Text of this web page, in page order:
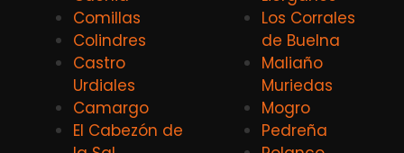
Comillas
Colindres
Castro
Urdiales
Camargo
El Cabezón de
Los Corrales
de Buelna
Maliaño
Muriedas
Mogro
Pedreña